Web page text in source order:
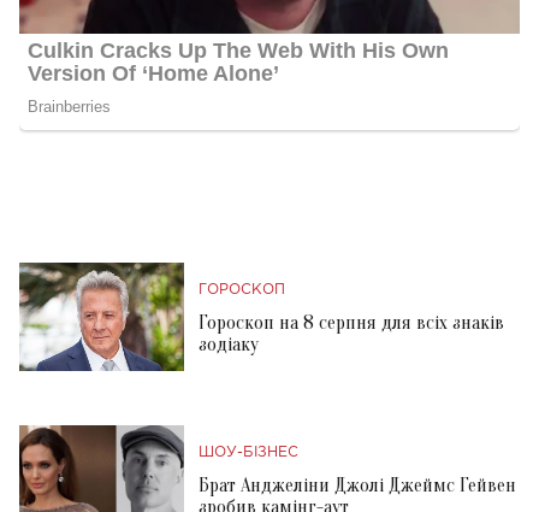
ГОРОСКОП
Гороскоп на 8 серпня для всіх знаків
зодіаку
ШОУ-БІЗНЕС
Брат Анджеліни Джолі Джеймс Гейвен
зробив камінг-аут